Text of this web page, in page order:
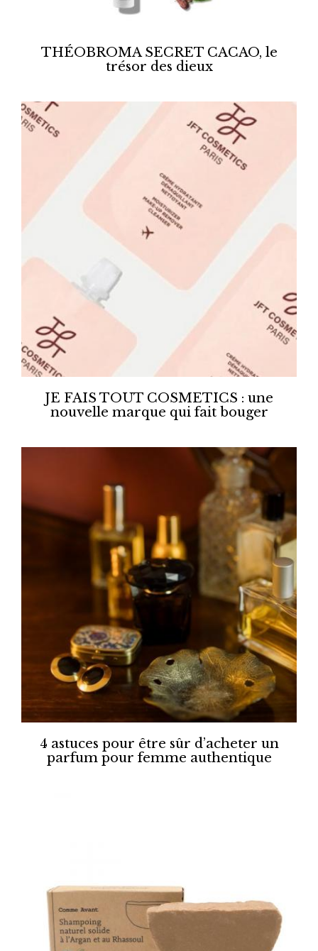
THÉOBROMA SECRET CACAO, le
trésor des dieux
JE FAIS TOUT COSMETICS : une
nouvelle marque qui fait bouger
4 astuces pour être sûr d’acheter un
parfum pour femme authentique